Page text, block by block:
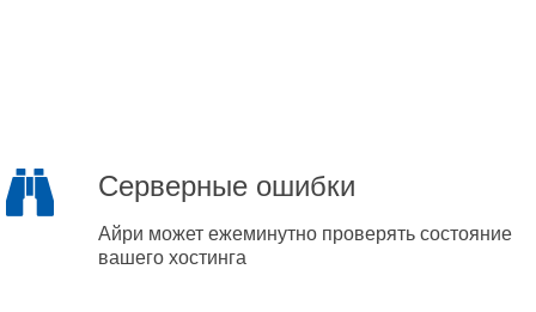
Серверные ошибки
Айри может ежеминутно проверять состояние
вашего хостинга